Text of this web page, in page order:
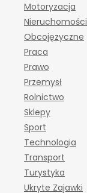
Motoryzacja
Nieruchomości
Obcojęzyczne
Praca
Prawo
Przemysł
Rolnictwo
Sklepy
Sport
Technologia
Transport
Turystyka
Ukryte Zajawki